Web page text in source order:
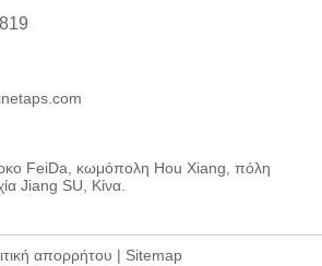
FeiDa, κωμόπολη Hou Xiang, πόλη
Jiang SU, Κίνα.
απορρήτου | Sitemap